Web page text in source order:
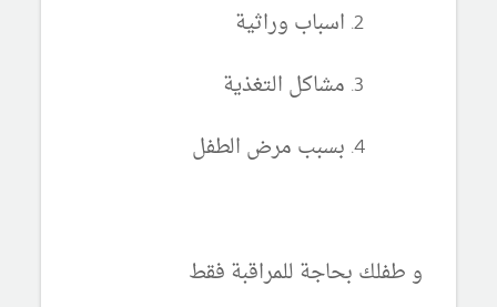
اسباب وراثية
مشاكل التغذية
بسبب مرض الطفل
و طفلك بحاجة للمراقبة فقط